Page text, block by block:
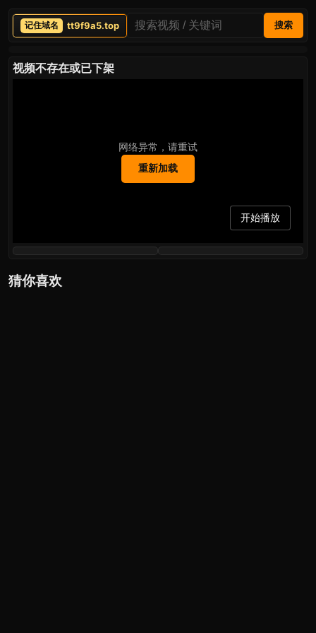
tt9f9a5.top 搜索
视频不存在或已下架
网络异常，请重试
重新加载
开始播放
猜你喜欢